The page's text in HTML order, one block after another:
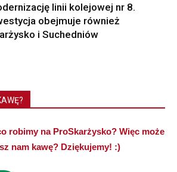
linii kolejowej nr 8.
obejmuje również
i Suchedniów
robimy na ProSkarżysko? Więc może
nam kawę? Dziękujemy! :)